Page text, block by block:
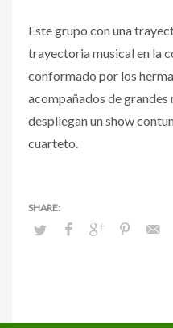
Este grupo con una
trayectoria musical en la
conformado por los
acompañados de grandes
despliegan un show
cuarteto.